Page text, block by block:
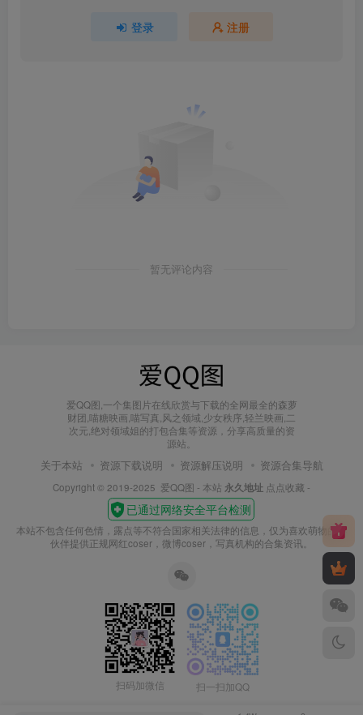
登录 注册
暂无评论内容
爱QQ图,一个集图片在线欣赏与下载的全网最全的森萝
财团,喵糖映画,喵写真,风之领域,少女秩序,轻兰映画,二
次元,绝对领域姐的打包合集等资源，分享高质量的资
源站。
关于本站 资源下载说明 资源解压说明 资源合集导航
Copyright © 2019-2025 爱QQ图 - 本站 永久地址 点点收藏 -
本站不包含任何色情，露点等不符合国家相关法律的信息，仅为喜欢萌物的小
伙伴提供正规网红coser，微博coser，写真机构的合集资讯。
扫码加微信 扫一扫加QQ